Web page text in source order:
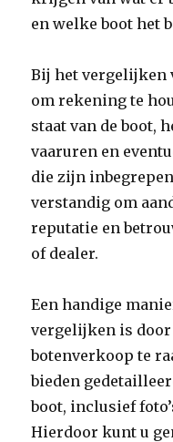
en welke boot het
Bij het vergelijken
om rekening te
staat van de boot,
vaaruren en
die zijn
verstandig om
reputatie en
of dealer.
Een handige
vergelijken is
botenverkoop te
bieden
boot, inclusief
Hierdoor kunt u